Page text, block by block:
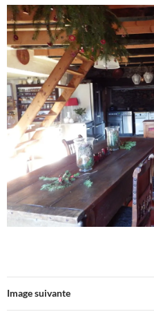
Image suivante